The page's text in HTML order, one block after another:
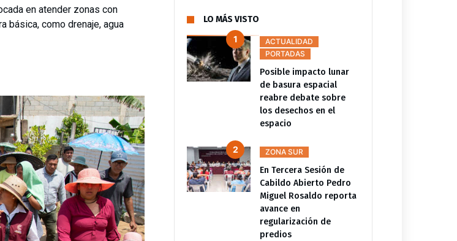
en atender zonas con
básica, como drenaje, agua
LO MÁS VISTO
ACTUALIDAD
PORTADAS
Posible impacto lunar
de basura espacial
reabre debate sobre
los desechos en el
espacio
ZONA SUR
En Tercera Sesión de
Cabildo Abierto Pedro
Miguel Rosaldo reporta
avance en
regularización de
predios